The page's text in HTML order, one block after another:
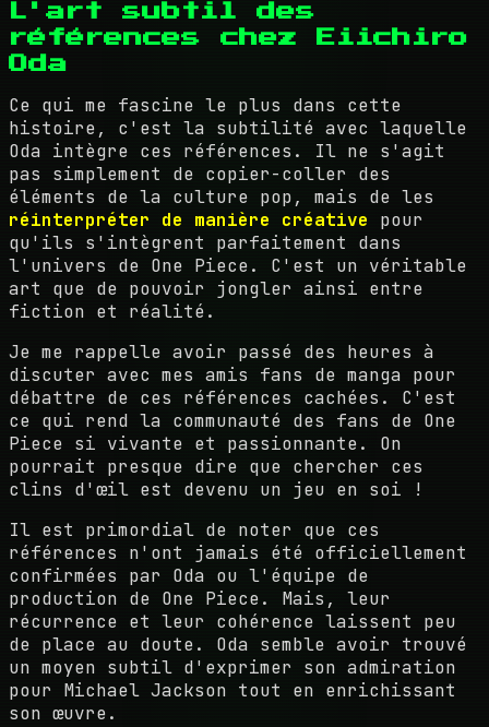
L'art subtil des
références chez Eiichiro
Oda
Ce qui me fascine le plus dans cette
histoire, c'est la subtilité avec laquelle
Oda intègre ces références. Il ne s'agit
pas simplement de copier-coller des
éléments de la culture pop, mais de les
réinterpréter de manière créative pour
qu'ils s'intègrent parfaitement dans
l'univers de One Piece. C'est un véritable
art que de pouvoir jongler ainsi entre
fiction et réalité.
Je me rappelle avoir passé des heures à
discuter avec mes amis fans de manga pour
débattre de ces références cachées. C'est
ce qui rend la communauté des fans de One
Piece si vivante et passionnante. On
pourrait presque dire que chercher ces
clins d'œil est devenu un jeu en soi !
Il est primordial de noter que ces
références n'ont jamais été officiellement
confirmées par Oda ou l'équipe de
production de One Piece. Mais, leur
récurrence et leur cohérence laissent peu
de place au doute. Oda semble avoir trouvé
un moyen subtil d'exprimer son admiration
pour Michael Jackson tout en enrichissant
son œuvre.